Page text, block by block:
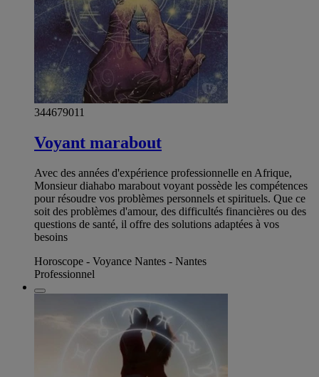
344679011
Voyant marabout
Avec des années d'expérience professionnelle en Afrique,
Monsieur diahabo marabout voyant possède les compétences
pour résoudre vos problèmes personnels et spirituels. Que ce
soit des problèmes d'amour, des difficultés financières ou des
questions de santé, il offre des solutions adaptées à vos
besoins
Horoscope - Voyance Nantes - Nantes
Professionnel